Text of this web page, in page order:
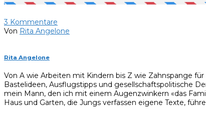
3 Kommentare
Von Rita Angelone
Rita Angelone
Von A wie Arbeiten mit Kindern bis Z wie Zahnspange
Bastelideen, Ausflugstipps und gesellschaftspolitische
mein Mann, den ich mit einem Augenzwinkern «das
Haus und Garten, die Jungs verfassen eigene Texte,